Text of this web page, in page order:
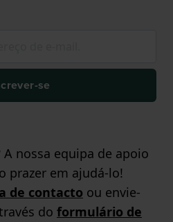
se
nossa equipa de apoio
prazer em ajudá-lo!
de contacto ou envie-
do formulário de